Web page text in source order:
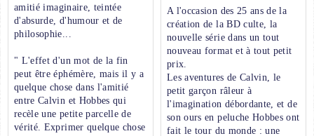
amitié imaginaire, teintée
d'absurde, d'humour et de
philosophie...
" L'effet d'un mot de la fin
peut être éphémère, mais il y a
quelque chose dans l'amitié
entre Calvin et Hobbes qui
recèle une petite parcelle de
vérité. Exprimer quelque chose
A l'occasion des 25 ans de la
création de la BD culte, la
nouvelle série dans un tout
nouveau format et à tout petit
prix.
Les aventures de Calvin, le
petit garçon râleur à
l'imagination débordante, et de
son ours en peluche Hobbes ont
fait le tour du monde : une